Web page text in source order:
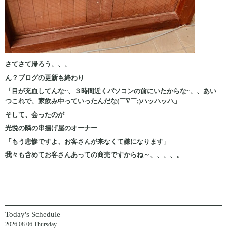
さてさて帰ろう、、、
ん？ブログの更新も終わり
「目が充血してんな~、３時間近くパソコンの前にいたからな~、、あい
つこれで、家飲み中っていったんだな(￣∇￣;)ハッハッハ」
そして、会ったのが
光悦の隣の串揚げ屋のオーナー
「もう悲惨ですよ、お客さんが来なくて嫌になります」
我々も含めてお客さんあっての商売ですからね～、、、、。
Today's Schedule
2026.08.06 Thursday